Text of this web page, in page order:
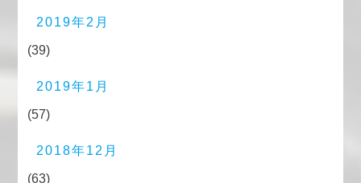
2019年2月
(39)
2019年1月
(57)
2018年12月
(63)